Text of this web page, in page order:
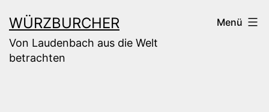
Inhalt
springen
WÜRZBURCHER
Von Laudenbach aus die Welt
betrachten
Menü